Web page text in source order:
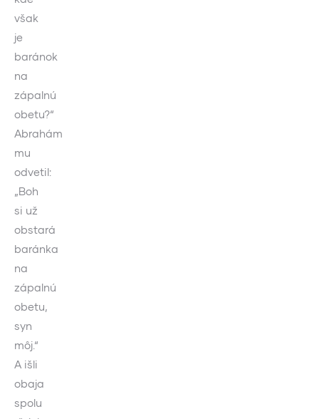
však
je
baránok
na
zápalnú
obetu?“
Abrahám
mu
odvetil:
„Boh
si už
obstará
baránka
na
zápalnú
obetu,
syn
môj.“
A išli
obaja
spolu